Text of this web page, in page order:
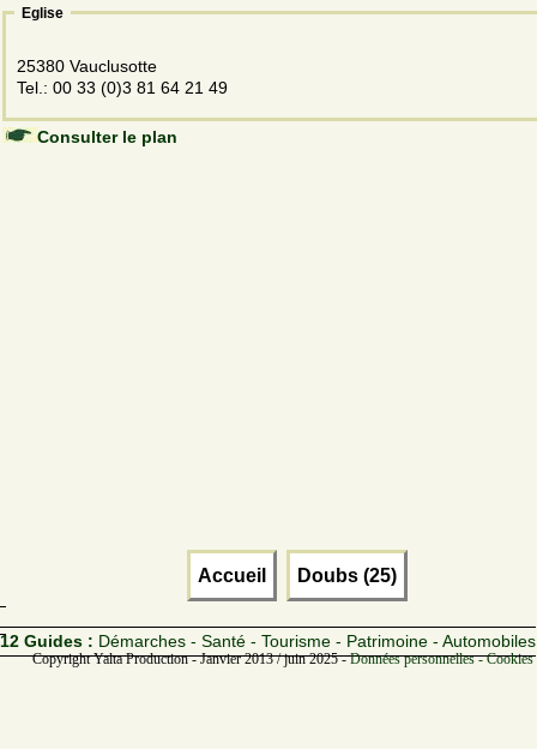
Eglise
25380 Vauclusotte
Tel.: 00 33 (0)3 81 64 21 49
Consulter le plan
Accueil Doubs (25)
12 Guides : Démarches - Santé - Tourisme - Patrimoine - Automobiles
Copyright Yalta Production - Janvier 2013 / juin 2025 -Données personnelles -